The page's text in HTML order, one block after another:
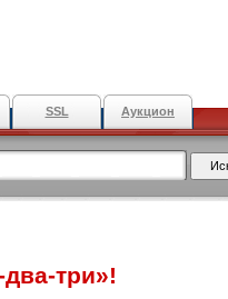
SSL Аукцион
два-три»!